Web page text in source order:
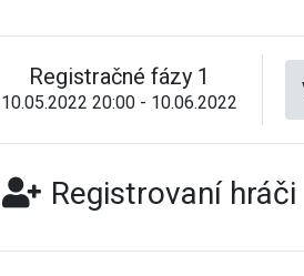
Registračné fázy 1
10.05.2022 20:00 - 10.06.2022
Registrovaní hráči